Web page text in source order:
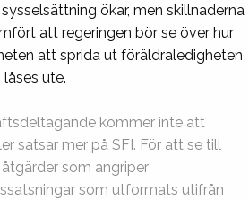
ökar, men skillnaderna
att regeringen bör se över hur
att sprida ut föräldraledigheten
ute.
kommer inte att
satsar mer på SFI. För att se till
som angriper
som utformats utifrån